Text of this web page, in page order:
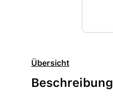
Übersicht
Beschreibung